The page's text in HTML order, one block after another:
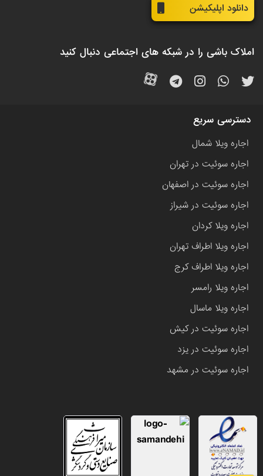
دانلود اپلیکیشن
املاک باشی را در شبکه های اجتماعی دنبال کنید
دسترسی سریع
اجاره ویلا شمال
اجاره سوئیت در تهران
اجاره سوئیت در اصفهان
اجاره سوئیت در شیراز
اجاره ویلا کردان
اجاره ویلا اطراف تهران
اجاره ویلا اطراف کرج
اجاره ویلا رامسر
اجاره ویلا ماسال
اجاره سوئیت در کیش
اجاره سوئیت در یزد
اجاره سوئیت در مشهد